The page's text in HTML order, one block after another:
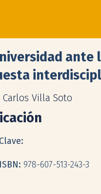
ante
Villa Soto
Clave:
ISBN: 978-607-513-243-3